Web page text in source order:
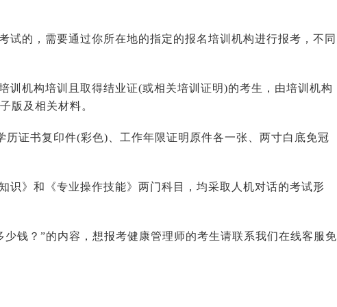
试的，需要通过你所在地的指定的报名培训机构进行报考，不同
训机构培训且取得结业证(或相关培训证明)的考生，由培训机构
版及相关材料。
证书复印件(彩色)、工作年限证明原件各一张、两寸白底免冠
识》和《专业操作技能》两门科目，均采取人机对话的考试形
少钱？”的内容，想报考健康管理师的考生请联系我们在线客服免